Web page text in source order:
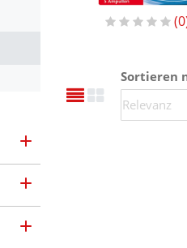
0
Sortieren